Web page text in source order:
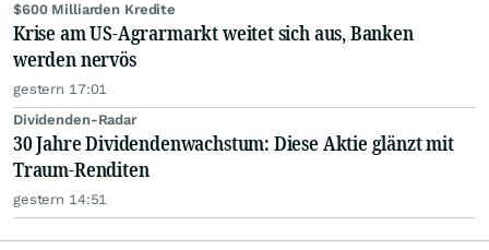
$600 Milliarden Kredite
Krise am US-Agrarmarkt weitet sich aus, Banken
werden nervös
gestern 17:01
Dividenden-Radar
30 Jahre Dividendenwachstum: Diese Aktie glänzt mit
Traum-Renditen
gestern 14:51